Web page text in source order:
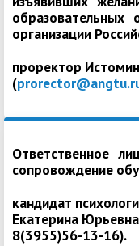
образовательных
организации
проректор
(
Ответственное
сопровождение
кандидат
Екатерина
8(3955)56-13-16).